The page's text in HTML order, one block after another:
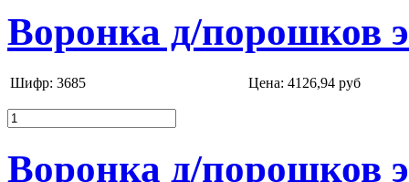
Воронка д/порошков
Шифр: 3685 Цена: 4126,94 руб
Воронка д/порошков